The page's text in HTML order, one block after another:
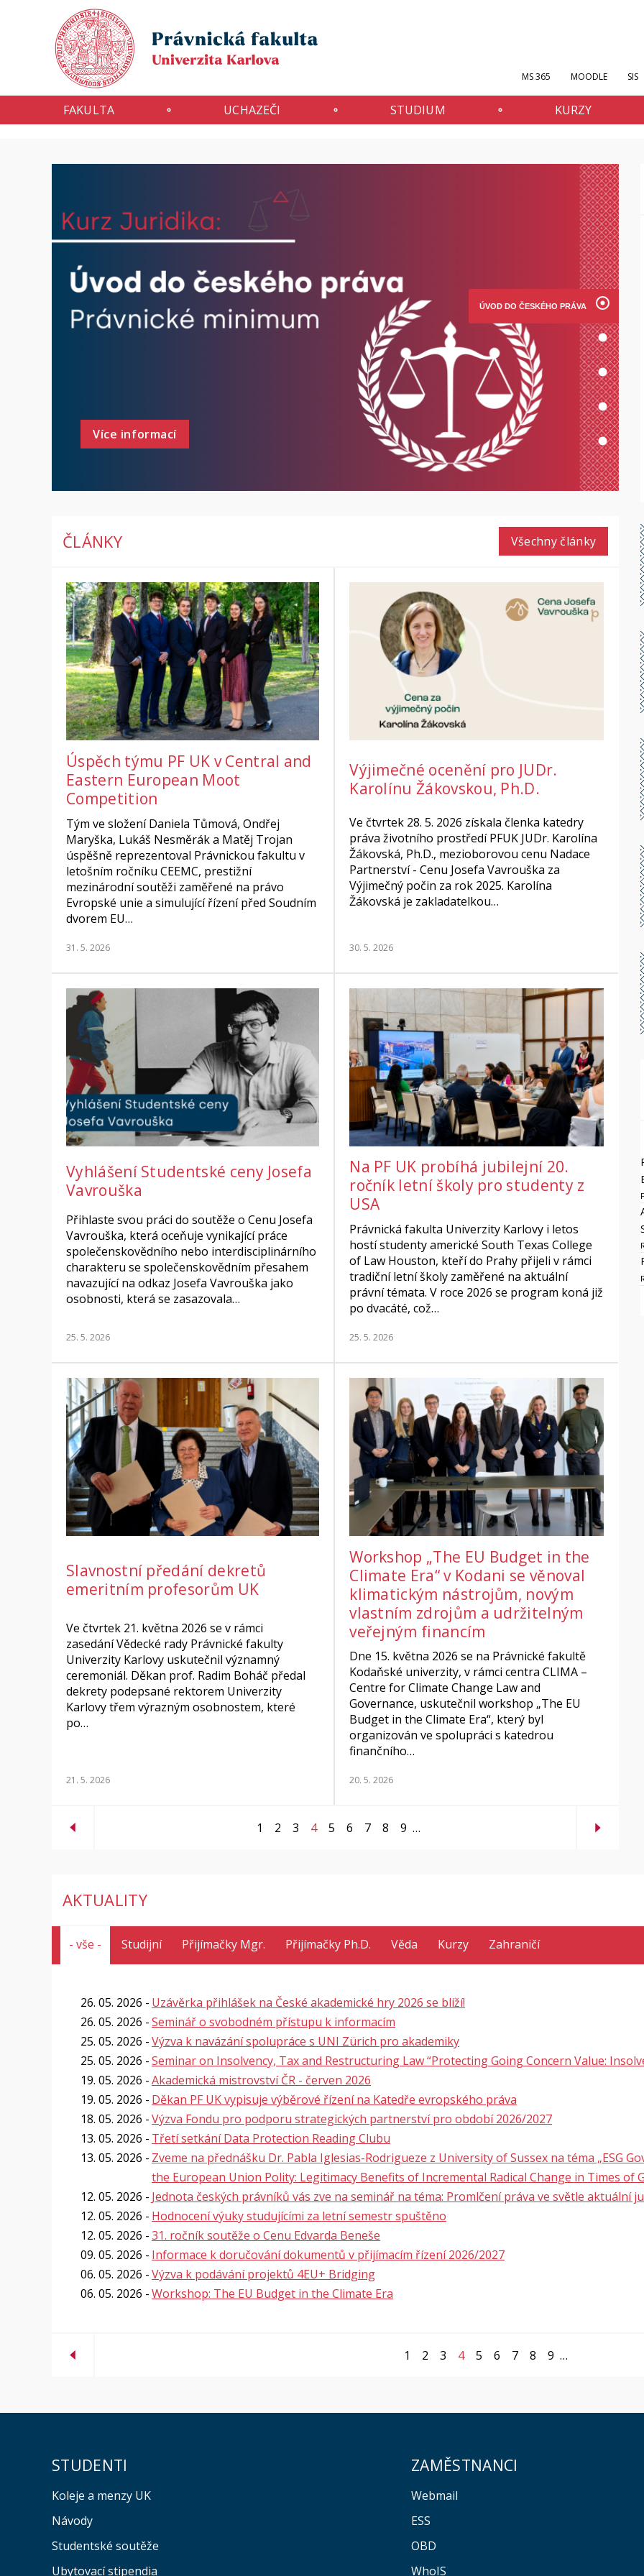
MS 365 MOODLE SIS
FAKULTA UCHAZEČI STUDIUM KURZY
ÚVOD DO ČESKÉHO PRÁVA
Více informací
ČLÁNKY Všechny články
Úspěch týmu PF UK v Central and
Eastern European Moot
Competition
Tým ve složení Daniela Tůmová, Ondřej
Maryška, Lukáš Nesměrák a Matěj Trojan
úspěšně reprezentoval Právnickou fakultu v
letošním ročníku CEEMC, prestižní
mezinárodní soutěži zaměřené na právo
Evropské unie a simulující řízení před Soudním
dvorem EU…
31. 5. 2026
Výjimečné ocenění pro JUDr.
Karolínu Žákovskou, Ph.D.
Ve čtvrtek 28. 5. 2026 získala členka katedry
práva životního prostředí PFUK JUDr. Karolína
Žákovská, Ph.D., mezioborovou cenu Nadace
Partnerství - Cenu Josefa Vavrouška za
Výjimečný počin za rok 2025. Karolína
Žákovská je zakladatelkou…
30. 5. 2026
Vyhlášení Studentské ceny Josefa
Vavrouška
Přihlaste svou práci do soutěže o Cenu Josefa
Vavrouška, která oceňuje vynikající práce
společenskovědního nebo interdisciplinárního
charakteru se společenskovědním přesahem
navazující na odkaz Josefa Vavrouška jako
osobnosti, která se zasazovala…
25. 5. 2026
Na PF UK probíhá jubilejní 20.
ročník letní školy pro studenty z
USA
Právnická fakulta Univerzity Karlovy i letos
hostí studenty americké South Texas College
of Law Houston, kteří do Prahy přijeli v rámci
tradiční letní školy zaměřené na aktuální
právní témata. V roce 2026 se program koná již
po dvacáté, což…
25. 5. 2026
Slavnostní předání dekretů
emeritním profesorům UK
Ve čtvrtek 21. května 2026 se v rámci
zasedání Vědecké rady Právnické fakulty
Univerzity Karlovy uskutečnil významný
ceremoniál. Děkan prof. Radim Boháč předal
dekrety podepsané rektorem Univerzity
Karlovy třem výrazným osobnostem, které
po…
21. 5. 2026
Workshop „The EU Budget in the
Climate Era“ v Kodani se věnoval
klimatickým nástrojům, novým
vlastním zdrojům a udržitelným
veřejným financím
Dne 15. května 2026 se na Právnické fakultě
Kodaňské univerzity, v rámci centra CLIMA –
Centre for Climate Change Law and
Governance, uskutečnil workshop „The EU
Budget in the Climate Era“, který byl
organizován ve spolupráci s katedrou
finančního…
20. 5. 2026
1 2 3 4 5 6 7 8 9 …
AKTUALITY
- vše - Studijní Přijímačky Mgr. Přijímačky Ph.D. Věda Kurzy Zahraničí
26. 05. 2026
Uzávěrka přihlášek na České akademické hry 2026 se blíží!
26. 05. 2026
Seminář o svobodném přístupu k informacím
25. 05. 2026
Výzva k navázání spolupráce s UNI Zürich pro akademiky
25. 05. 2026
Seminar on Insolvency, Tax and Restructuring Law “Protecting Going Concern Value:
19. 05. 2026
Akademická mistrovství ČR - červen 2026
19. 05. 2026
Děkan PF UK vypisuje výběrové řízení na Katedře evropského práva
18. 05. 2026
Výzva Fondu pro podporu strategických partnerství pro období 2026/2027
13. 05. 2026
Třetí setkání Data Protection Reading Clubu
13. 05. 2026
Zveme na přednášku Dr. Pabla Iglesias-Rodrigueze z University of Sussex na téma „ESG
the European Union Polity: Legitimacy Benefits of Incremental Radical Change in Times of
12. 05. 2026
Jednota českých právníků vás zve na seminář na téma: Promlčení práva ve světle aktuální
12. 05. 2026
Hodnocení výuky studujícími za letní semestr spuštěno
12. 05. 2026
31. ročník soutěže o Cenu Edvarda Beneše
09. 05. 2026
Informace k doručování dokumentů v přijímacím řízení 2026/2027
06. 05. 2026
Výzva k podávání projektů 4EU+ Bridging
06. 05. 2026
Workshop: The EU Budget in the Climate Era
1 2 3 4 5 6 7 8 9 …
STUDENTI
Koleje a menzy UK
Návody
Studentské soutěže
Ubytovací stipendia
ZAMĚSTNANCI
Webmail
ESS
OBD
WhoIS